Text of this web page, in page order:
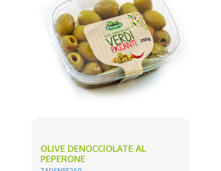
OLIVE DENOCCIOLATE AL
PEPERONE